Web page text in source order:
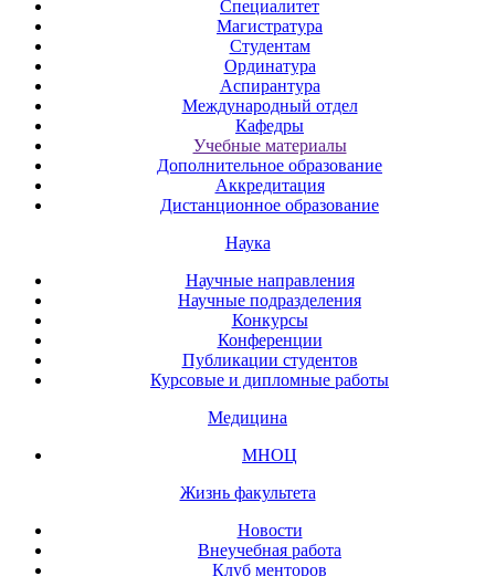
Специалитет
Магистратура
Студентам
Ординатура
Аспирантура
Международный отдел
Кафедры
Учебные материалы
Дополнительное образование
Аккредитация
Дистанционное образование
Наука
Научные направления
Научные подразделения
Конкурсы
Конференции
Публикации студентов
Курсовые и дипломные работы
Медицина
МНОЦ
Жизнь факультета
Новости
Внеучебная работа
Клуб менторов